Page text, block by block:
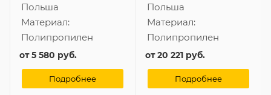
Польша
Материал:
Полипропилен
от5 580 руб.
Подробнее
Польша
Материал:
Полипропилен
от20 221 руб.
Подробнее